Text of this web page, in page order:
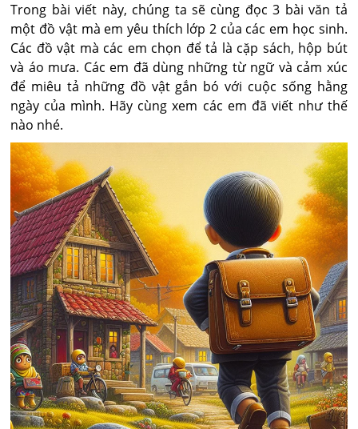
Trong bài viết này, chúng ta sẽ cùng đọc 3 bài văn tả
một đồ vật mà em yêu thích lớp 2 của các em học sinh.
Các đồ vật mà các em chọn để tả là cặp sách, hộp bút
và áo mưa. Các em đã dùng những từ ngữ và cảm xúc
để miêu tả những đồ vật gắn bó với cuộc sống hằng
ngày của mình. Hãy cùng xem các em đã viết như thế
nào nhé.